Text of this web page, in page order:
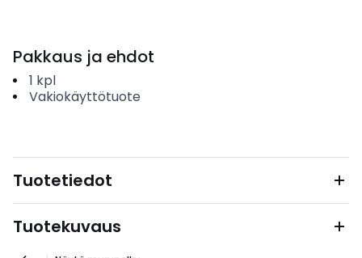
Pakkaus ja ehdot
1 kpl
Vakiokäyttötuote
Tuotetiedot
Tuotekuvaus